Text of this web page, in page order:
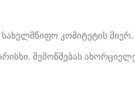
კომიტეტის მიერ.
შემოწმებას